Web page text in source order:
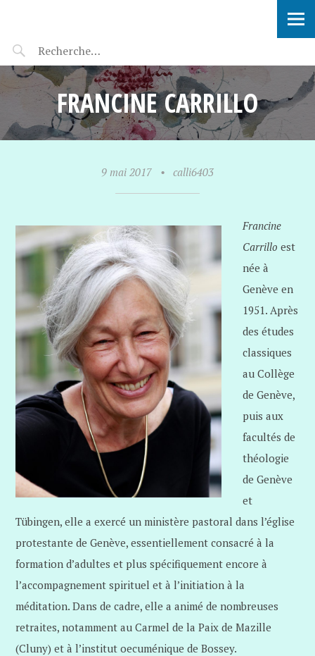
FRANCINE CARRILLO
9 mai 2017 • calli6403
Francine
Carrillo est
née à
Genève en
1951. Après
des études
classiques
au Collège
de Genève,
puis aux
facultés de
théologie
de Genève
et
Tübingen, elle a exercé un ministère pastoral dans l’église
protestante de Genève, essentiellement consacré à la
formation d’adultes et plus spécifiquement encore à
l’accompagnement spirituel et à l’initiation à la
méditation. Dans de cadre, elle a animé de nombreuses
retraites, notamment au Carmel de la Paix de Mazille
(Cluny) et à l’institut oecuménique de Bossey.